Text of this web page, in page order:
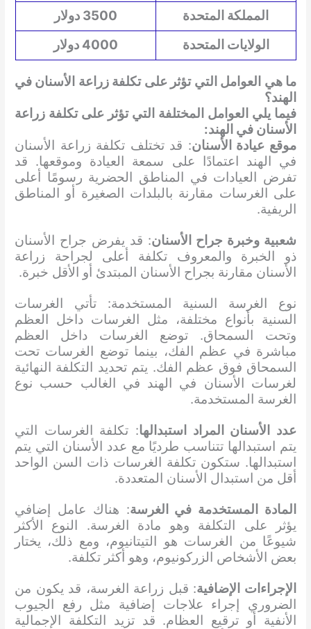
المملكة المتحدة
3500 دولار
الولايات المتحدة
4000 دولار
ما هي العوامل التي تؤثر على تكلفة زراعة الأسنان في
الهند؟
فيما يلي العوامل المختلفة التي تؤثر على تكلفة زراعة
الأسنان في الهند:
موقع عيادة الأسنان: قد تختلف تكلفة زراعة الأسنان
في الهند اعتمادًا على سمعة العيادة وموقعها. قد
تفرض العيادات في المناطق الحضرية رسومًا أعلى
على الغرسات مقارنة بالبلدات الصغيرة أو المناطق
الريفية.
شعبية وخبرة جراح الأسنان: قد يفرض جراح الأسنان
ذو الخبرة والمعروف تكلفة أعلى لجراحة زراعة
الأسنان مقارنة بجراح الأسنان المبتدئ أو الأقل خبرة.
نوع الغرسة السنية المستخدمة: تأتي الغرسات
السنية بأنواع مختلفة، مثل الغرسات داخل العظم
وتحت السمحاق. توضع الغرسات داخل العظم
مباشرة في عظم الفك، بينما توضع الغرسات تحت
السمحاق فوق عظم الفك. يتم تحديد التكلفة النهائية
لغرسات الأسنان في الهند في الغالب حسب نوع
الغرسة المستخدمة.
عدد الأسنان المراد استبدالها: تكلفة الغرسات التي
يتم استبدالها تتناسب طرديًا مع عدد الأسنان التي يتم
استبدالها. ستكون تكلفة الغرسات ذات السن الواحد
أقل من استبدال الأسنان المتعددة.
المادة المستخدمة في الغرسة: هناك عامل إضافي
يؤثر على التكلفة وهو مادة الغرسة. النوع الأكثر
شيوعًا من الغرسات هو التيتانيوم، ومع ذلك، يختار
بعض الأشخاص الزركونيوم، وهو أكثر تكلفة.
الإجراءات الإضافية: قبل زراعة الغرسة، قد يكون من
الضروري إجراء علاجات إضافية مثل رفع الجيوب
الأنفية أو ترقيع العظام. قد تزيد التكلفة الإجمالية